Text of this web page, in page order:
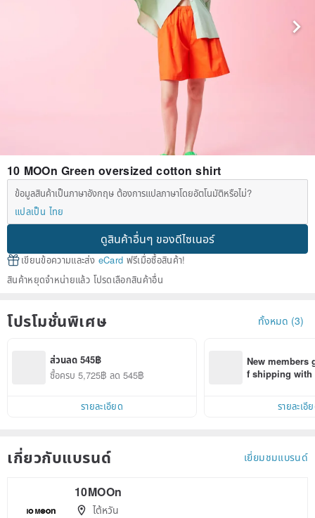
10 MOOn Green oversized cotton shirt
ข้อมูลสินค้าเป็นภาษาอังกฤษ ต้องการแปลภาษาโดยอัตโนมัติหรือไม่?
แปลเป็น ไทย
ดูสินค้าอื่นๆ ของดีไซเนอร์
เขียนข้อความและส่ง eCard ฟรีเมื่อซื้อสินค้า!
สินค้าหยุดจำหน่ายแล้ว โปรดเลือกสินค้าอื่น
โปรโมชั่นพิเศษ ทั้งหมด (3)
ส่วนลด 545฿
ซื้อครบ 5,725฿ ลด 545฿
รายละเอียด
New members
f shipping
within 7 days!
รายละเอี
เกี่ยวกับแบรนด์ เยี่ยมชมแบรนด์
10MOOn
ไต้หวัน